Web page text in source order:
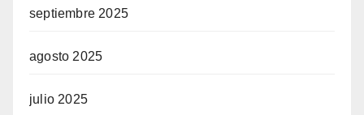
septiembre 2025
agosto 2025
julio 2025